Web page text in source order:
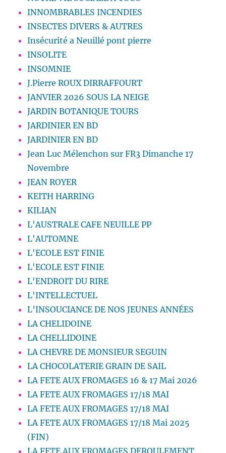
INNOMBRABLES INCENDIES
INSECTES DIVERS & AUTRES
Insécurité a Neuillé pont pierre
INSOLITE
INSOMNIE
J.Pierre ROUX DIRRAFFOURT
JANVIER 2026 SOUS LA NEIGE
JARDIN BOTANIQUE TOURS
JARDINIER EN BD
JARDINIER EN BD
Jean Luc Mélenchon sur FR3 Dimanche 17
Novembre
JEAN ROYER
KEITH HARRING
KILIAN
L'AUSTRALE CAFE NEUILLE PP
L'AUTOMNE
L'ECOLE EST FINIE
L'ECOLE EST FINIE
L'ENDROIT DU RIRE
L'INTELLECTUEL
L’INSOUCIANCE DE NOS JEUNES ANNÉES
LA CHELIDOINE
LA CHELLIDOINE
LA CHEVRE DE MONSIEUR SEGUIN
LA CHOCOLATERIE GRAIN DE SAIL
LA FETE AUX FROMAGES 16 & 17 Mai 2026
LA FETE AUX FROMAGES 17/18 MAI
LA FETE AUX FROMAGES 17/18 MAI
LA FETE AUX FROMAGES 17/18 Mai 2025
(FIN)
LA FETE AUX FROMAGES DEROULEMENT